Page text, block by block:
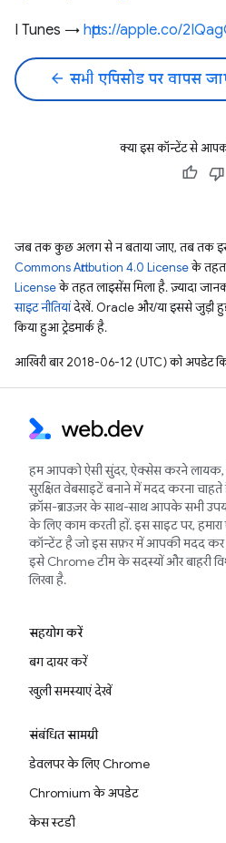
I Tunes → https://apple.co/
arrow_back सभी एपिसोड पर वापस
क्या इस कॉन्टेंट से
जब तक कुछ अलग से न बताया जाए, तब तक इस
Commons Attribution 4.0 Licenseके तहत
Licenseके तहत लाइसेंस मिला है. ज़्यादा
साइट नीतियांदेखें. Oracle और/या इससे जुड़ी
किया हुआ ट्रेडमार्क है.
आखिरी बार 2018-06-12 (UTC) को अपडेट
हम आपको ऐसी सुंदर, ऐक्सेस करने
सुरक्षित वेबसाइटें बनाने में मदद करना
क्रॉस-ब्राउज़र के साथ-साथ आपके सभी
के लिए काम करती हों. इस साइट पर, हमारा
कॉन्टेंट है जो इस सफ़र में आपकी मदद
इसे Chrome टीम के सदस्यों और बाहरी
लिखा है.
सहयोग करें
बग दायर करें
खुली समस्याएं देखें
संबंधित सामग्री
डेवलपर के लिए Chrome
Chromium के अपडेट
केस स्टडी